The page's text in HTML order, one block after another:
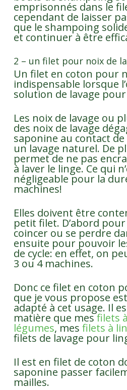
emprisonnés dans le
cependant de laisser
que le shampoing
et continuer à être
2 – un filet pour noix de
Un filet en coton pour
indispensable lorsque
solution de lavage pour
Les noix de lavage ou
des noix de lavage
saponine au contact de
un lavage naturel. De
permet de ne pas
à laver le linge. Ce qui
négligeable pour la
machines!
Elles doivent être
petit filet. D’abord
coincer ou se perdre
ensuite pour pouvoir
de cycle: en effet, on
3 ou 4 machines.
Donc ce filet en coton
que je vous propose
adapté à cet usage. Il
matière que mesfilets
légumes, mes filets à
filets de lavage pour
Il est en filet de coton
saponine passer
mailles.